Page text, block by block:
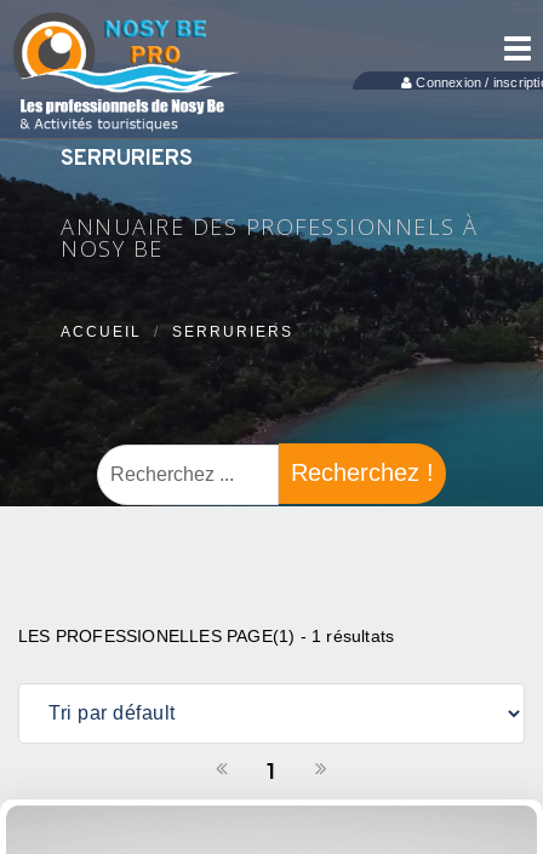
Connexion /
SERRURIERS
ANNUAIRE DES PROFESSIONNELS À
NOSY BE
ACCUEIL SERRURIERS
Recherchez !
LES PROFESSIONELLES PAGE(1) - 1 résultats
1